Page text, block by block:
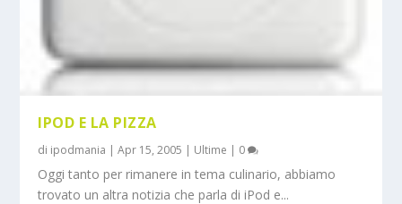
IPOD E LA PIZZA
di ipodmania |Apr 15, 2005 | Ultime | 0
Oggi tanto per rimanere in tema culinario, abbiamo
trovato un altra notizia che parla di iPod e...